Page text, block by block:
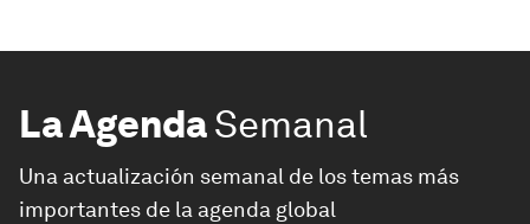
La AgendaSemanal
Una actualización semanal de los temas más
importantes de la agenda global